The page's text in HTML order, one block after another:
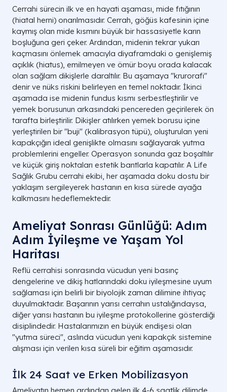
Cerrahi sürecin ilk ve en hayati aşaması, mide fıtığının
(hiatal herni) onarılmasıdır. Cerrah, göğüs kafesinin içine
kaymış olan mide kısmını büyük bir hassasiyetle karın
boşluğuna geri çeker. Ardından, midenin tekrar yukarı
kaçmasını önlemek amacıyla diyaframdaki o genişlemiş
açıklık (hiatus), emilmeyen ve ömür boyu orada kalacak
olan sağlam dikişlerle daraltılır. Bu aşamaya "krurorafi"
denir ve nüks riskini belirleyen en temel noktadır. İkinci
aşamada ise midenin fundus kısmı serbestleştirilir ve
yemek borusunun arkasındaki pencereden geçirilerek ön
tarafta birleştirilir. Dikişler atılırken yemek borusu içine
yerleştirilen bir "buji" (kalibrasyon tüpü), oluşturulan yeni
kapakçığın ideal genişlikte olmasını sağlayarak yutma
problemlerini engeller. Operasyon sonunda gaz boşaltılır
ve küçük giriş noktaları estetik bantlarla kapatılır. A Life
Sağlık Grubu cerrahi ekibi, her aşamada doku dostu bir
yaklaşım sergileyerek hastanın en kısa sürede ayağa
kalkmasını hedeflemektedir.
Ameliyat Sonrası Günlüğü: Adım
Adım İyileşme ve Yaşam Yol
Haritası
Reflü cerrahisi sonrasında vücudun yeni basınç
dengelerine ve dikiş hatlarındaki doku iyileşmesine uyum
sağlaması için belirli bir biyolojik zaman dilimine ihtiyaç
duyulmaktadır. Başarının yarısı cerrahın ustalığındaysa,
diğer yarısı hastanın bu iyileşme protokollerine gösterdiği
disiplindedir. Hastalarımızın en büyük endişesi olan
"yutma süreci", aslında vücudun yeni kapakçık sistemine
alışması için verilen kısa süreli bir eğitim aşamasıdır.
İlk 24 Saat ve Erken Mobilizasyon
Ameliyatın hemen ardından gelen ilk 4-6 saatlik dilimde,